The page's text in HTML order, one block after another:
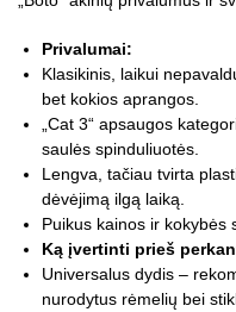
Privalumai:
Klasikinis, laikui
bet kokios aprangos.
„Cat 3“ apsaugos
saulės spinduliuotės.
Lengva, tačiau tvirta
dėvėjimą ilgą laiką.
Puikus kainos ir kokybės
Ką įvertinti prieš
Universalus dydis –
nurodytus rėmelių bei